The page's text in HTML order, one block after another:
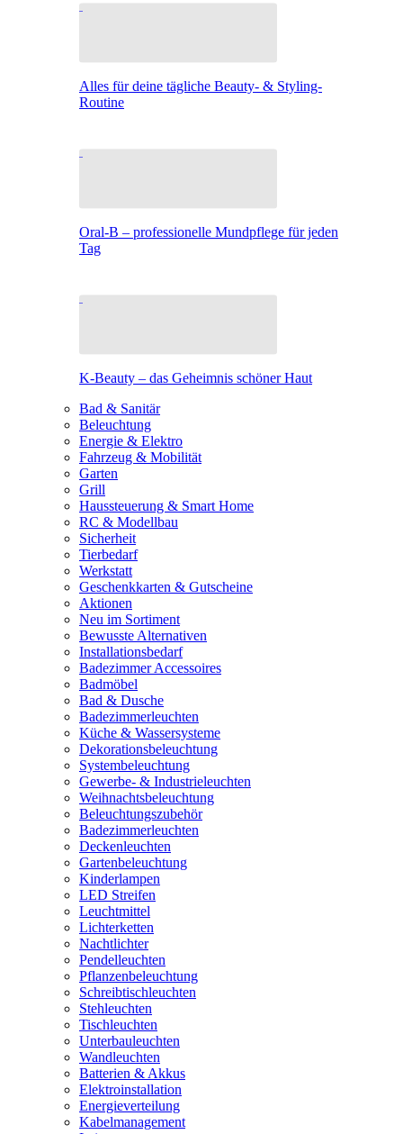
Alles für deine tägliche Beauty- & Styling-
Routine
Oral-B – professionelle Mundpflege für jeden
Tag
K-Beauty – das Geheimnis schöner Haut
Bad & Sanitär
Beleuchtung
Energie & Elektro
Fahrzeug & Mobilität
Garten
Grill
Haussteuerung & Smart Home
RC & Modellbau
Sicherheit
Tierbedarf
Werkstatt
Geschenkkarten & Gutscheine
Aktionen
Neu im Sortiment
Bewusste Alternativen
Installationsbedarf
Badezimmer Accessoires
Badmöbel
Bad & Dusche
Badezimmerleuchten
Küche & Wassersysteme
Dekorationsbeleuchtung
Systembeleuchtung
Gewerbe- & Industrieleuchten
Weihnachtsbeleuchtung
Beleuchtungszubehör
Badezimmerleuchten
Deckenleuchten
Gartenbeleuchtung
Kinderlampen
LED Streifen
Leuchtmittel
Lichterketten
Nachtlichter
Pendelleuchten
Pflanzenbeleuchtung
Schreibtischleuchten
Stehleuchten
Tischleuchten
Unterbauleuchten
Wandleuchten
Batterien & Akkus
Elektroinstallation
Energieverteilung
Kabelmanagement